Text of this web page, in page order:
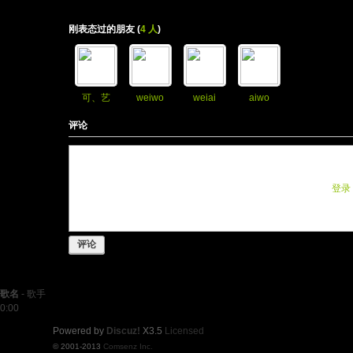
刚表态过的朋友 (4 人)
可、艺 weiwo weiai aiwo
评论
登录
评论
歌名 - 歌手
0:00
Powered by Discuz! X3.5 Licensed
© 2001-2013 Comsenz Inc.